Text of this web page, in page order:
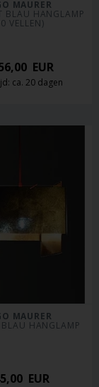
MAURER
BLAU HANGLAMP
VELLEN)
EUR
ca. 20 dagen
MAURER
HANGLAMP
EUR